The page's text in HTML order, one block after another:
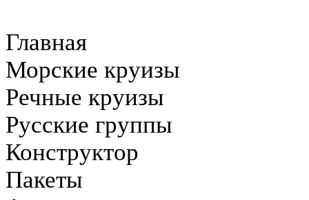
Главная
Морские круизы
Речные круизы
Русские группы
Конструктор
Пакеты